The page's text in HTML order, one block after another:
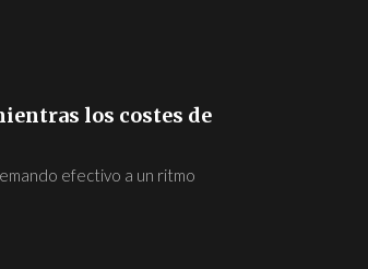
los costes de
efectivo a un ritmo